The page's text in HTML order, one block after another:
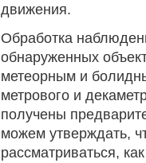
движения.
Обработка
обнаруженных
метеорным и
метрового и
получены
можем утверждать,
рассматриваться,